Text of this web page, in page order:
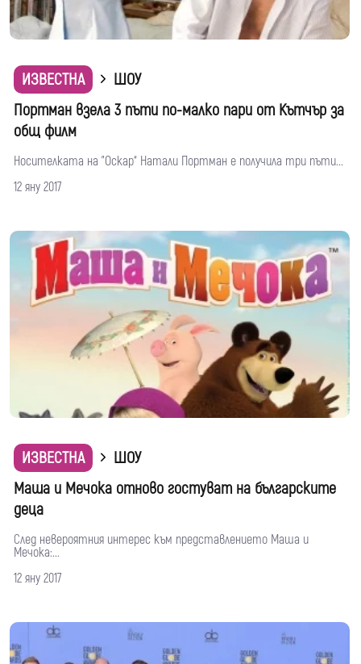
ИЗВЕСТНА
ШОУ
Портман взела 3 пъти по-малко пари от Кътчър за
общ филм
Носителката на "Оскар“ Натали Портман е получила три пъти...
12 яну 2017
ИЗВЕСТНА
ШОУ
Mаша и Мечока отново гостуват на българските
деца
След невероятния интерес към представлението Маша и
Мечока:...
12 яну 2017